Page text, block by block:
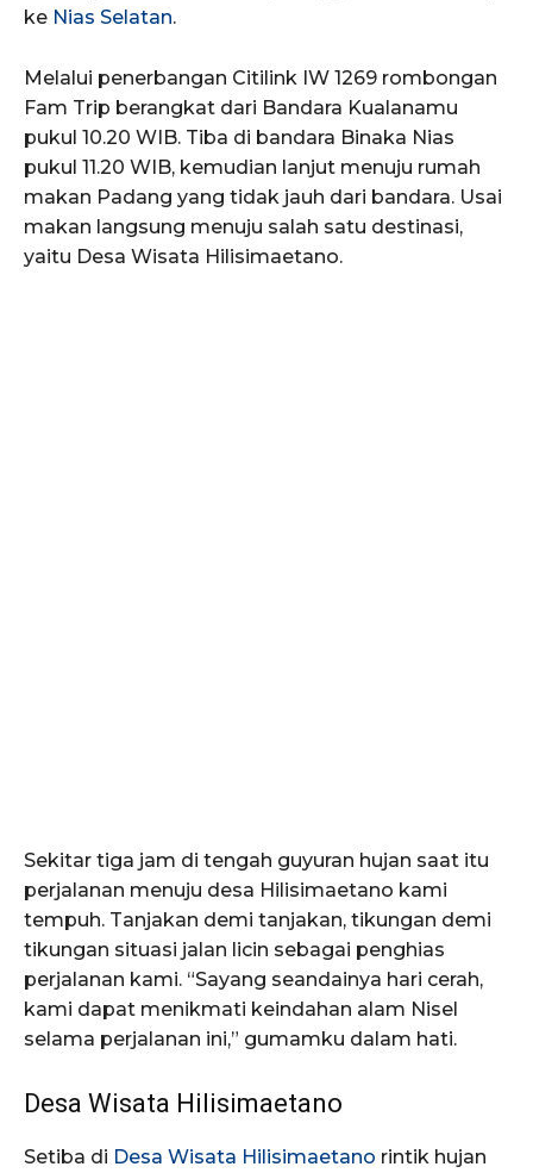
ke Nias Selatan.
Melalui penerbangan Citilink IW 1269 rombongan
Fam Trip berangkat dari Bandara Kualanamu
pukul 10.20 WIB. Tiba di bandara Binaka Nias
pukul 11.20 WIB, kemudian lanjut menuju rumah
makan Padang yang tidak jauh dari bandara. Usai
makan langsung menuju salah satu destinasi,
yaitu Desa Wisata Hilisimaetano.
Sekitar tiga jam di tengah guyuran hujan saat itu
perjalanan menuju desa Hilisimaetano kami
tempuh. Tanjakan demi tanjakan, tikungan demi
tikungan situasi jalan licin sebagai penghias
perjalanan kami. “Sayang seandainya hari cerah,
kami dapat menikmati keindahan alam Nisel
selama perjalanan ini,” gumamku dalam hati.
Desa Wisata Hilisimaetano
Setiba di Desa Wisata Hilisimaetano rintik hujan